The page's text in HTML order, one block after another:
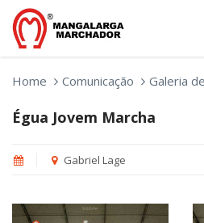
Home Comunicação Galeria
Égua Jovem Marcha
Gabriel Lage